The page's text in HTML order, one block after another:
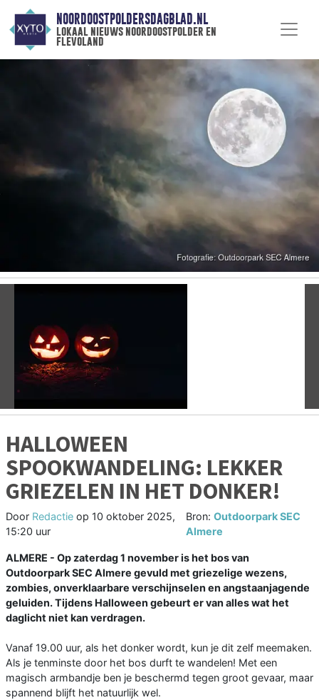
NOORDOOSTPOLDERSDAGBLAD.NL
lokaal nieuws noordoostpolder en
flevoland
Vorige
HALLOWEEN
SPOOKWANDELING: LEKKER
GRIEZELEN IN HET DONKER!
Door Redactie op 10 oktober 2025,
15:20 uur
Bron: Outdoorpark SEC
Almere
ALMERE - Op zaterdag 1 november is het bos van
Outdoorpark SEC Almere gevuld met griezelige wezens,
zombies, onverklaarbare verschijnselen en angstaanjagende
geluiden. Tijdens Halloween gebeurt er van alles wat het
daglicht niet kan verdragen.
Vanaf 19.00 uur, als het donker wordt, kun je dit zelf meemaken.
Als je tenminste door het bos durft te wandelen! Met een
magisch armbandje ben je beschermd tegen groot gevaar, maar
spannend blijft het natuurlijk wel.